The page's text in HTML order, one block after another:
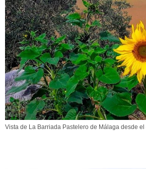
Vista de La Barriada Pastelero de Málaga desde el